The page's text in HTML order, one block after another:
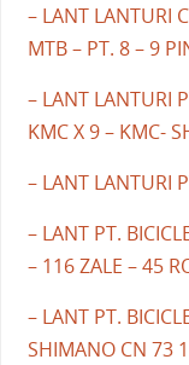
– LANT LANTURI
MTB – PT. 8 – 9
– LANT LANTURI
KMC X 9 – KMC-
– LANT LANTURI
– LANT PT.
– 116 ZALE – 45
– LANT PT.
SHIMANO CN 73